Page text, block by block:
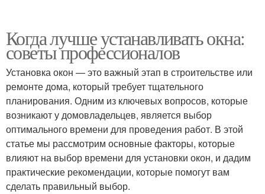
Когда лучше устанавливать окна:
советы профессионалов
Установка окон — это важный этап в строительстве или
ремонте дома, который требует тщательного
планирования. Одним из ключевых вопросов, которые
возникают у домовладельцев, является выбор
оптимального времени для проведения работ. В этой
статье мы рассмотрим основные факторы, которые
влияют на выбор времени для установки окон, и дадим
практические рекомендации, которые помогут вам
сделать правильный выбор.